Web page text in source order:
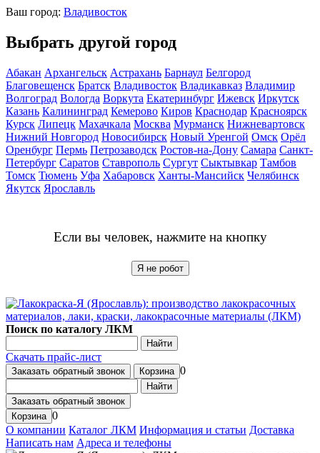
Ваш город: Владивосток
Выбрать другой город
Абакан Архангельск Астрахань Барнаул Белгород
Благовещенск Братск Владивосток Владикавказ Владимир
Волгоград Вологда Воркута Екатеринбург Ижевск Иркутск
Казань Калининград Кемерово Киров Краснодар Красноярск
Курск Липецк Махачкала Москва Мурманск Нижневартовск
Нижний Новгород Новосибирск Новый Уренгой Омск Орёл
Оренбург Пермь Петрозаводск Ростов-на-Дону Самара Санкт-
Петербург Саратов Ставрополь Сургут Сыктывкар Тамбов
Томск Тюмень Уфа Хабаровск Ханты-Мансийск Челябинск
Якутск Ярославль
Если вы человек, нажмите на кнопку
Я не робот
Поиск по каталогу ЛКМ
Найти
Скачать прайс-лист
Заказать обратный звонок Корзина 0
Найти
Заказать обратный звонок
Корзина 0
О компании Каталог ЛКМ Информация и статьи Доставка
Написать нам Адреса и телефоны